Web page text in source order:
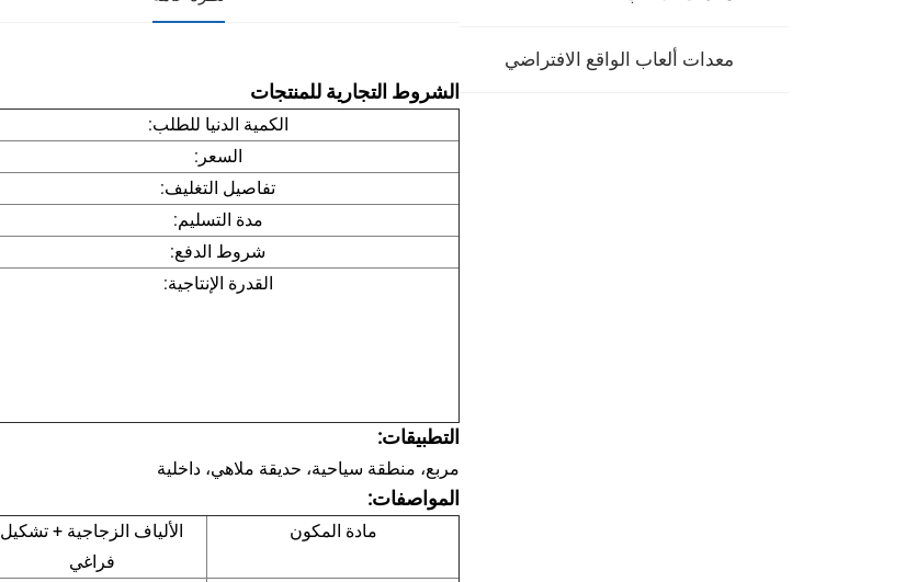
معدات ألعاب الواقع الافتراضي
الشروط التجارية للمنتجات
الكمية الدنيا للطلب:
السعر:
تفاصيل التغليف:
مدة التسليم:
شروط الدفع:
القدرة الإنتاجية:
التطبيقات:
مربع، منطقة سياحية، حديقة ملاهي، داخلية
المواصفات:
مادة المكون
الألياف الزجاجية + تشكيل
فراغي